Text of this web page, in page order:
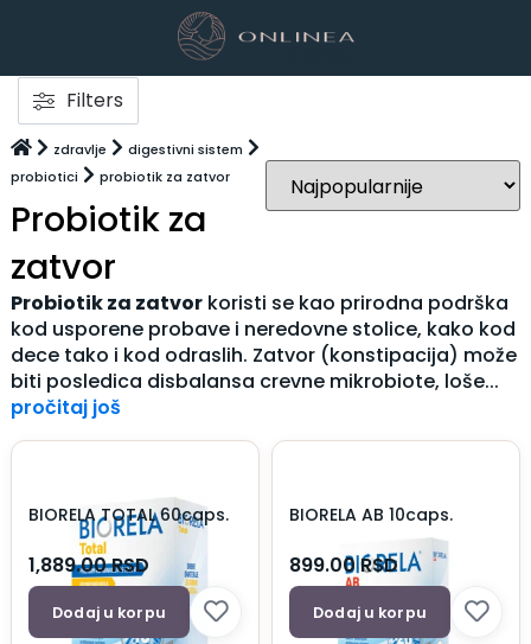
Filters
zdravlje
digestivni sistem
probiotici
probiotik za zatvor
Probiotik za
zatvor
Probiotik za zatvorkoristi se kao prirodna podrška
kod usporene probave i neredovne stolice, kako kod
dece tako i kod odraslih. Zatvor (konstipacija) može
biti posledica disbalansa crevne mikrobiote, loše...
pročitaj još
BIORELA TOTAL 60caps.
1,889.00RSD
Dodaj u korpu
BIORELA AB 10caps.
899.00RSD
Dodaj u korpu